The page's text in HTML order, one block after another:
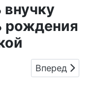
рождения
с ДнёмСледующий:
Вперед